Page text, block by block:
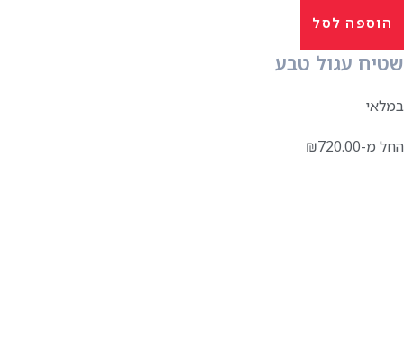
הוספה לסל
שטיח עגול טבע
במלאי
החל מ- ₪720.00